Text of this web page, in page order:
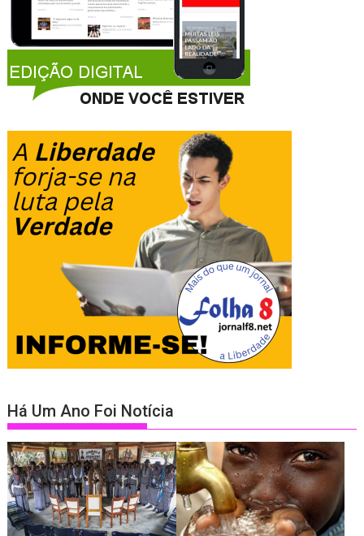
Há Um Ano Foi Notícia